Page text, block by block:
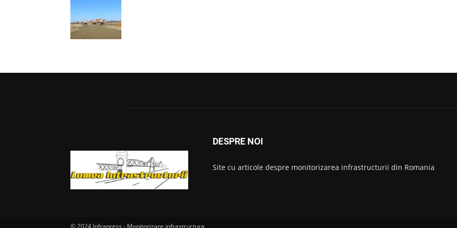
DESPRE NOI
Site cu articole despre monitorizarea infrastructurii din Romania
© 2024 Infrapress - Monitorizare infrastructura